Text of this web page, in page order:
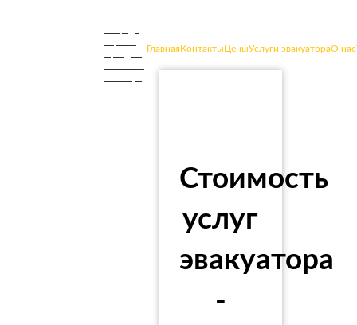
ГлавнаяКонтактыЦеныУслуги эвакуатораО нас
Стоимость
услуг
эвакуатора
-